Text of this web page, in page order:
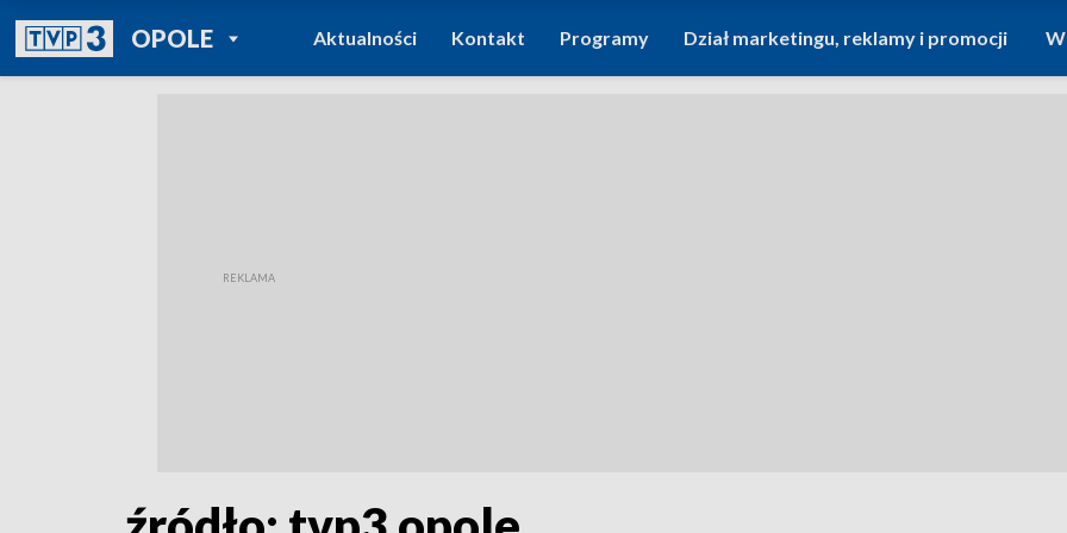
OPOLEPOWRÓT DO
TVP REGIONY
Aktualności Kontakt Programy Dział marketingu, reklamy i promocji